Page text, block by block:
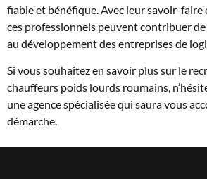
fiable et bénéfique. Avec leur savoir-faire
ces professionnels peuvent contribuer
au développement des entreprises de
Si vous souhaitez en savoir plus sur le
chauffeurs poids lourds roumains,
une agence spécialisée qui saura vous
démarche.